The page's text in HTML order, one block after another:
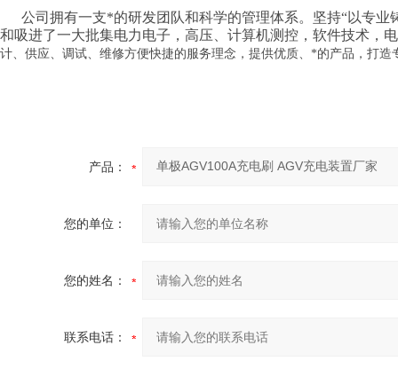
公司拥有一支*的研发团队和科学的管理体系。坚持“以专业
和吸进了一大批集电力电子，高压、计算机测控，软件技术，
计、供应、调试、维修方便快捷的服务理念，提供优质、*的产品，打造
产品：
您的单位：
您的姓名：
联系电话：